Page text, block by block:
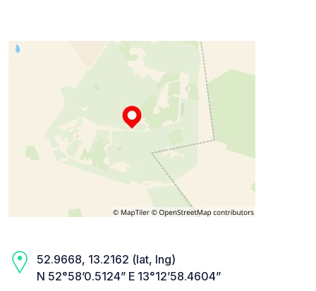
52.9668, 13.2162 (lat, lng)
N 52°58’0.5124” E 13°12’58.4604”